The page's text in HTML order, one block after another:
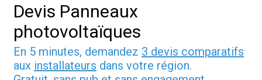
Devis Panneaux
photovoltaïques
En 5 minutes, demandez 3 devis comparatifs
aux installateurs dans votre région.